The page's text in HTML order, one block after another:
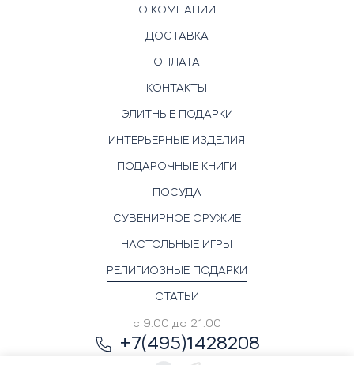
О КОМПАНИИ
ДОСТАВКА
ОПЛАТА
КОНТАКТЫ
ЭЛИТНЫЕ ПОДАРКИ
ИНТЕРЬЕРНЫЕ ИЗДЕЛИЯ
ПОДАРОЧНЫЕ КНИГИ
ПОСУДА
СУВЕНИРНОЕ ОРУЖИЕ
НАСТОЛЬНЫЕ ИГРЫ
РЕЛИГИОЗНЫЕ ПОДАРКИ
СТАТЬИ
с 9.00 до 21.00
+7(495)1428208